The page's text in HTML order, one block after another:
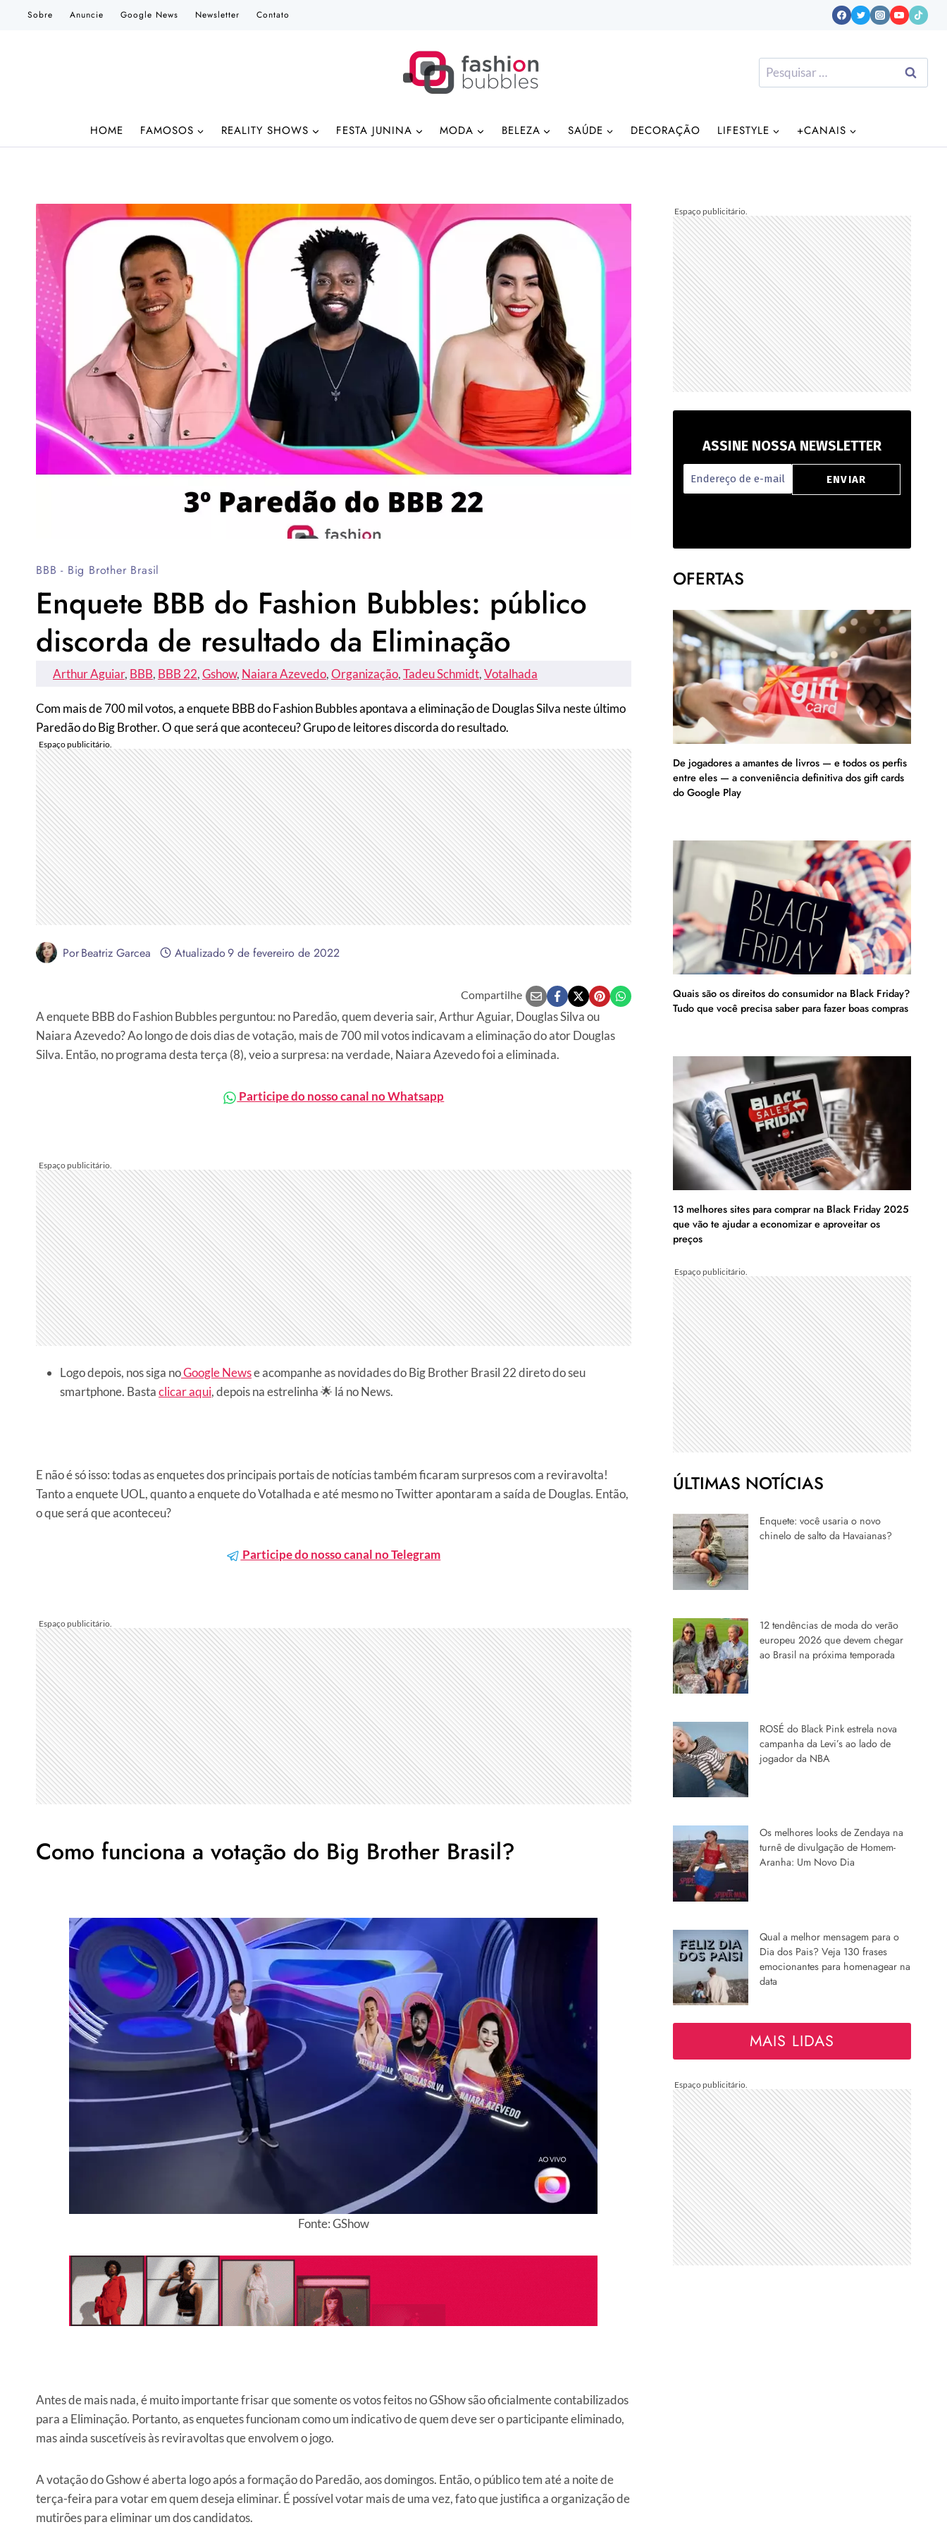
Sobre Anuncie Google News Newsletter Contato
Pesquisar
por:
HOME FAMOSOS REALITY SHOWS FESTA JUNINA MODA BELEZA SAÚDE DECORAÇÃO LIFESTYLE +CANAIS
BBB - Big Brother Brasil
Enquete BBB do Fashion Bubbles: público
discorda de resultado da Eliminação
Arthur Aguiar, BBB, BBB 22, Gshow, Naiara Azevedo, Organização, Tadeu Schmidt, Votalhada
Com mais de 700 mil votos, a enquete BBB do Fashion Bubbles apontava a eliminação de Douglas Silva neste último
Paredão do Big Brother. O que será que aconteceu? Grupo de leitores discorda do resultado.
PorBeatriz Garcea Atualizado9 de fevereiro de 2022
Compartilhe
A enquete BBB do Fashion Bubbles perguntou: no Paredão, quem deveria sair, Arthur Aguiar, Douglas Silva ou
Naiara Azevedo? Ao longo de dois dias de votação, mais de 700 mil votos indicavam a eliminação do ator Douglas
Silva. Então, no programa desta terça (8), veio a surpresa: na verdade, Naiara Azevedo foi a eliminada.
Participe do nosso canal no Whatsapp
Logo depois, nos siga noGoogle Newse acompanhe as novidades do Big Brother Brasil 22 direto do seu
smartphone. Bastaclicar aqui, depois na estrelinha 🌟 lá no News.
E não é só isso: todas as enquetes dos principais portais de notícias também ficaram surpresos com a reviravolta!
Tanto a enquete UOL, quanto a enquete do Votalhada e até mesmo no Twitter apontaram a saída de Douglas. Então,
o que será que aconteceu?
Participe do nosso canal no Telegram
Como funciona a votação do Big Brother Brasil?
Fonte: GShow
Antes de mais nada, é muito importante frisar que somente os votos feitos no GShow são oficialmente contabilizados
para a Eliminação. Portanto, as enquetes funcionam como um indicativo de quem deve ser o participante eliminado,
mas ainda suscetíveis às reviravoltas que envolvem o jogo.
A votação do Gshow é aberta logo após a formação do Paredão, aos domingos. Então, o público tem até a noite de
terça-feira para votar em quem deseja eliminar. É possível votar mais de uma vez, fato que justifica a organização de
mutirões para eliminar um dos candidatos.
ASSINE NOSSA NEWSLETTER
OFERTAS
De jogadores a amantes de livros — e todos os perfis
entre eles — a conveniência definitiva dos gift cards
do Google Play
Quais são os direitos do consumidor na Black Friday?
Tudo que você precisa saber para fazer boas compras
13 melhores sites para comprar na Black Friday 2025
que vão te ajudar a economizar e aproveitar os
preços
ÚLTIMAS NOTÍCIAS
Enquete: você usaria o novo
chinelo de salto da Havaianas?
12 tendências de moda do verão
europeu 2026 que devem chegar
ao Brasil na próxima temporada
ROSÉ do Black Pink estrela nova
campanha da Levi’s ao lado de
jogador da NBA
Os melhores looks de Zendaya na
turnê de divulgação de Homem-
Aranha: Um Novo Dia
Qual a melhor mensagem para o
Dia dos Pais? Veja 130 frases
emocionantes para homenagear na
data
MAIS LIDAS